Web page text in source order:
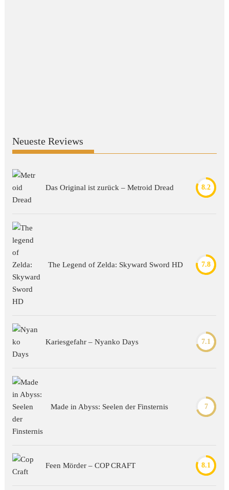
Neueste Reviews
Das Original ist zurück – Metroid Dread 8.2
The Legend of Zelda: Skyward Sword HD 7.8
Kariesgefahr – Nyanko Days 7.1
Made in Abyss: Seelen der Finsternis 7
Feen Mörder – COP CRAFT 8.1